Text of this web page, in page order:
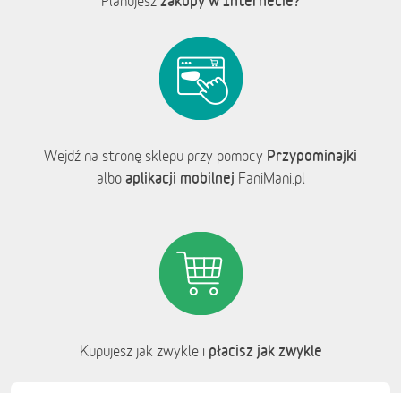
Wejdź na stronę sklepu przy pomocy Przypominajki
albo aplikacji mobilnej FaniMani.pl
Kupujesz jak zwykle i płacisz jak zwykle